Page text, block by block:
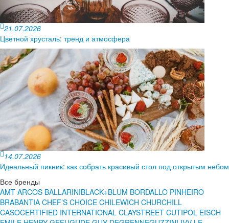
21.07.2026
Цветной хрусталь: тренд и атмосфера
14.07.2026
Идеальный пикник: как собрать красивый стол под открытым небом
Все бренды
AMT ARCOS BALLARINIBLACK+BLUM BORDALLO PINHEIRO
BRABANTIA CHEF’S CHOICE CHILEWICH CHURCHILL
CASOCERTIFIED INTERNATIONAL CLAYSTREET CUTIPOL EISCH